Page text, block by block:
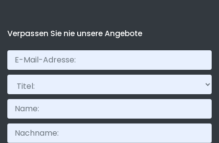
Verpassen Sie nie unsere Angebote
Titel: